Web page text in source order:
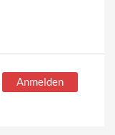
Anmelden